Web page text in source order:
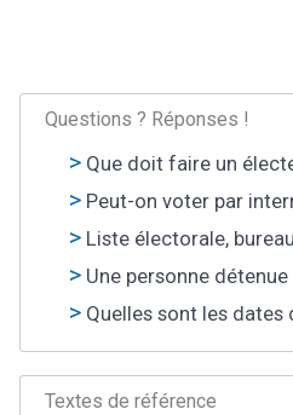
Questions ? Réponses !
Que doit faire un
Peut-on voter par
Liste électorale,
Une personne
Quelles sont les dates
Textes de référence